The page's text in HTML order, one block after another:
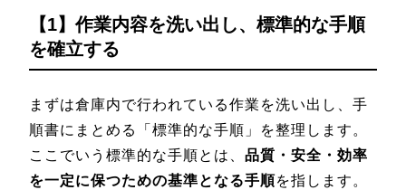
【1】作業内容を洗い出し、標準的な手順
を確立する
まずは倉庫内で行われている作業を洗い出し、手
順書にまとめる「標準的な手順」を整理します。
ここでいう標準的な手順とは、 品質・安全・効率
を一定に保つための基準となる手順を指します。